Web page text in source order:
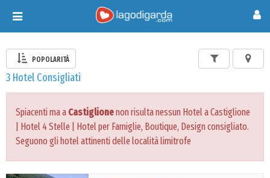
Toggle
navigation
POPOLARITÀ
3 Hotel Consigliati
Spiacenti ma a Castiglionenon risulta nessun Hotel a Castiglione
| Hotel 4 Stelle | Hotel per Famiglie, Boutique, Design consigliato.
Seguono gli hotel attinenti delle località limitrofe